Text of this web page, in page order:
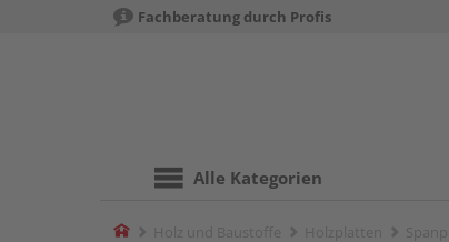
Fachberatung durch Profis
Alle Kategorien
Home